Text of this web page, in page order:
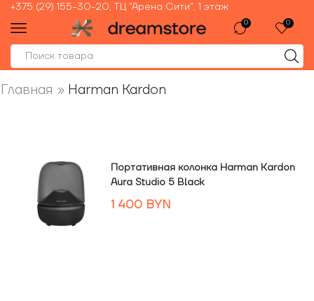
+375 (29) 155-30-20, ТЦ "Арена Сити", 1 этаж
0 0
Главная » Harman Kardon
Портативная колонка Harman Kardon
Aura Studio 5 Black
1 400 BYN